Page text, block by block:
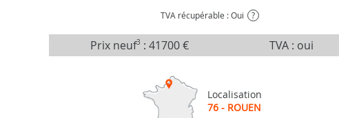
TVA récupérable : Oui ?
Prix neuf3 :41700 € TVA : oui
Localisation
76 - ROUEN